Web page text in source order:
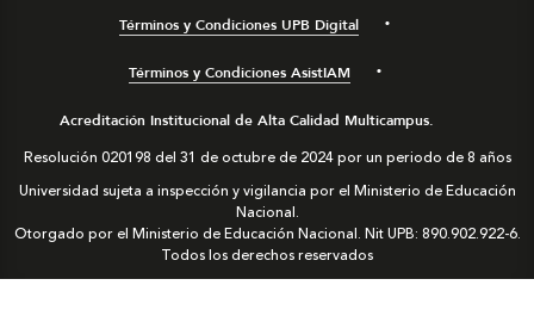
Términos y Condiciones UPB Digital
Términos y Condiciones AsistIAM
Acreditación Institucional de Alta Calidad Multicampus.
Resolución 020198 del 31 de octubre de 2024 por un periodo de 8 años
Universidad sujeta a inspección y vigilancia por el Ministerio de Educación
Nacional.
Otorgado por el Ministerio de Educación Nacional. Nit UPB: 890.902.922-6.
Todos los derechos reservados